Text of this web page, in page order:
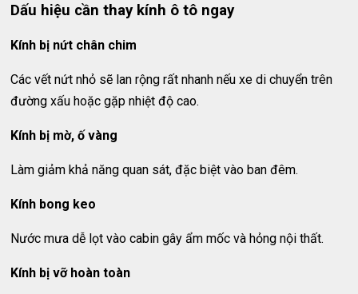
Dấu hiệu cần thay kính ô tô ngay
Kính bị nứt chân chim
Các vết nứt nhỏ sẽ lan rộng rất nhanh nếu xe di chuyển trên
đường xấu hoặc gặp nhiệt độ cao.
Kính bị mờ, ố vàng
Làm giảm khả năng quan sát, đặc biệt vào ban đêm.
Kính bong keo
Nước mưa dễ lọt vào cabin gây ẩm mốc và hỏng nội thất.
Kính bị vỡ hoàn toàn